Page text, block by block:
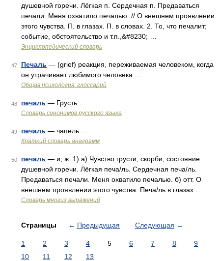
душевной горечи. Лёгкая п. Сердечная п. Предаваться
печали. Меня охватило печалью. // О внешнем проявлении
этого чувства. П. в глазах. П. в словах. 2. То, что печалит;
событие, обстоятельство и т.п.,&#8230; …
Энциклопедический словарь
47 Печаль — (grief) реакция, переживаемая человеком, когда
он утрачивает любимого человека …
Общая психология: глоссарий
48 печаль — Грусть …
Словарь синонимов русского языка
49 печаль — чапель …
Краткий словарь анаграмм
50 печаль — и; ж. 1) а) Чувство грусти, скорби, состояние
душевной горечи. Лёгкая печа/ль. Сердечная печа/ль.
Предаваться печали. Меня охватило печалью. б) отт. О
внешнем проявлении этого чувства. Печа/ль в глазах …
Словарь многих выражений
Страницы ← Предыдущая Следующая →
1 2 3 4 5 6 7 8
9
10
11 12 13